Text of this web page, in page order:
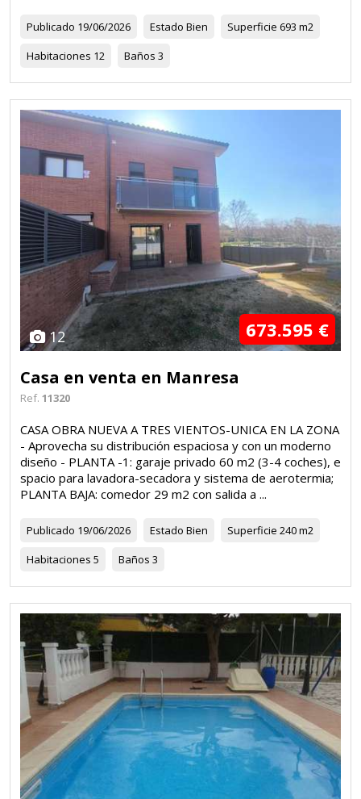
Publicado 19/06/2026 Estado Bien Superficie 693 m2
Habitaciones 12 Baños 3
12 673.595 €
Casa en venta en Manresa
Ref. 11320
CASA OBRA NUEVA A TRES VIENTOS-UNICA EN LA ZONA
- Aprovecha su distribución espaciosa y con un moderno
diseño - PLANTA -1: garaje privado 60 m2 (3-4 coches), e
spacio para lavadora-secadora y sistema de aerotermia;
PLANTA BAJA: comedor 29 m2 con salida a ...
Publicado 19/06/2026 Estado Bien Superficie 240 m2
Habitaciones 5 Baños 3